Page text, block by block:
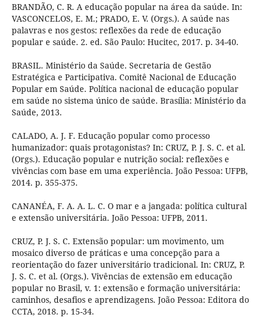
BRANDÃO, C. R. A educação popular na área da saúde. In:
VASCONCELOS, E. M.; PRADO, E. V. (Orgs.). A saúde nas
palavras e nos gestos: reflexões da rede de educação
popular e saúde. 2. ed. São Paulo: Hucitec, 2017. p. 34-40.
BRASIL. Ministério da Saúde. Secretaria de Gestão
Estratégica e Participativa. Comitê Nacional de Educação
Popular em Saúde. Política nacional de educação popular
em saúde no sistema único de saúde. Brasília: Ministério da
Saúde, 2013.
CALADO, A. J. F. Educação popular como processo
humanizador: quais protagonistas? In: CRUZ, P. J. S. C. et al.
(Orgs.). Educação popular e nutrição social: reflexões e
vivências com base em uma experiência. João Pessoa: UFPB,
2014. p. 355-375.
CANANÉA, F. A. A. L. C. O mar e a jangada: política cultural
e extensão universitária. João Pessoa: UFPB, 2011.
CRUZ, P. J. S. C. Extensão popular: um movimento, um
mosaico diverso de práticas e uma concepção para a
reorientação do fazer universitário tradicional. In: CRUZ, P.
J. S. C. et al. (Orgs.). Vivências de extensão em educação
popular no Brasil, v. 1: extensão e formação universitária:
caminhos, desafios e aprendizagens. João Pessoa: Editora do
CCTA, 2018. p. 15-34.